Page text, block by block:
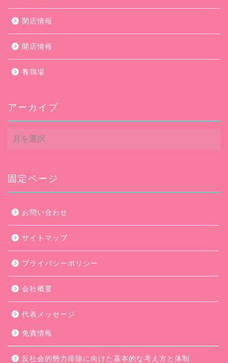
閉店情報
開店情報
養鶏場
アーカイブ
ア
ー
ブ
固定ページ
お問い合わせ
サイトマップ
プライバシーポリシー
会社概要
代表メッセージ
免責情報
反社会的勢力排除に向けた基本的な考え方と体制